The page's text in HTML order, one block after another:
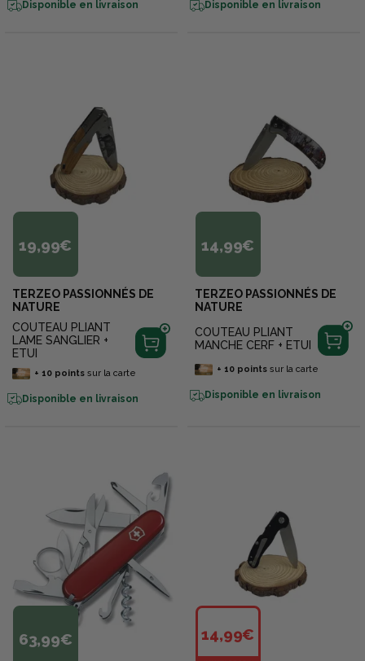
Disponible en livraison Disponible en livraison
19,99€
TERZEO PASSIONNÉS DE
NATURE
COUTEAU PLIANT
LAME SANGLIER +
ETUI
+ 10pointssur la carte
Disponible en livraison
14,99€
TERZEO PASSIONNÉS DE
NATURE
COUTEAU PLIANT
MANCHE CERF + ETUI
+ 10pointssur la carte
Disponible en livraison
63,99€ 14,99€